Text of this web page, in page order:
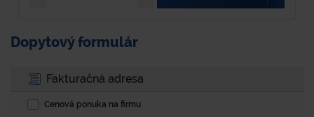
Dopytový formulár
Fakturačná adresa
Cenová ponuka na firmu